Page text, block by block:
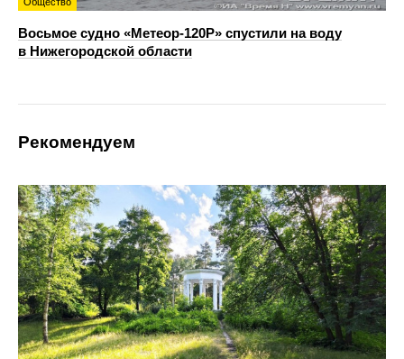
Восьмое судно «Метеор-120Р» спустили на воду
в Нижегородской области
Рекомендуем